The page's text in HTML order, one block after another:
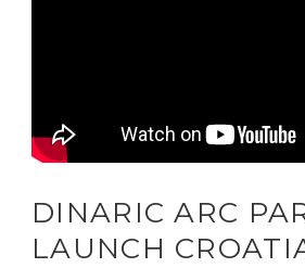
DINARIC ARC
LAUNCH